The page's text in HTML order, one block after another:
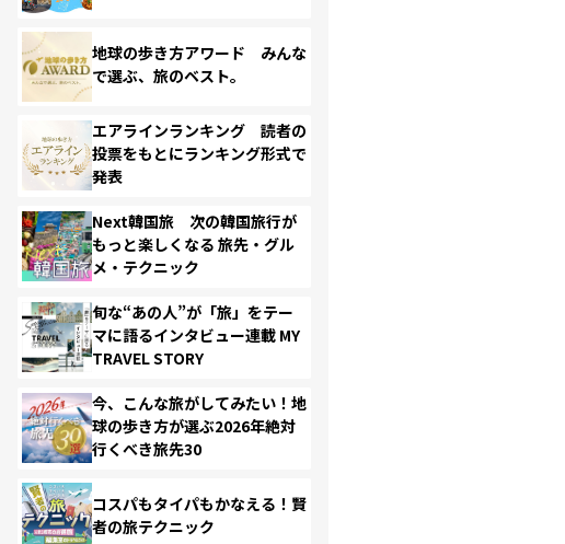
地球の歩き方アワード みんな
で選ぶ、旅のベスト。
エアラインランキング 読者の
投票をもとにランキング形式で
発表
Next韓国旅 次の韓国旅行が
もっと楽しくなる 旅先・グル
メ・テクニック
旬な“あの人”が「旅」をテー
マに語るインタビュー連載 MY
TRAVEL STORY
今、こんな旅がしてみたい！地
球の歩き方が選ぶ2026年絶対
行くべき旅先30
コスパもタイパもかなえる！賢
者の旅テクニック